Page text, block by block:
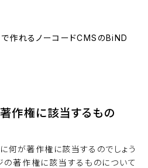
作れるノーコードCMSのBiND
作権に該当するもの
何が著作権に該当するのでしょう
の著作権に該当するものについて